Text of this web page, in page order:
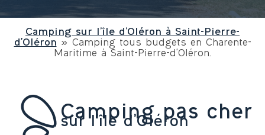
Camping sur l’île d’Oléron à Saint-Pierre-
d'Oléron » Camping tous budgets en Charente-
Maritime à Saint-Pierre-d'Oléron.
Camping pas cher
sur l’île d’Oléron